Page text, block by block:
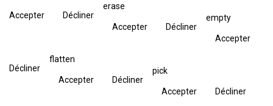
Accepter Décliner
erase
Accepter Décliner
empty
Accepter
Décliner
flatten
Accepter Décliner
pick
Accepter Décliner